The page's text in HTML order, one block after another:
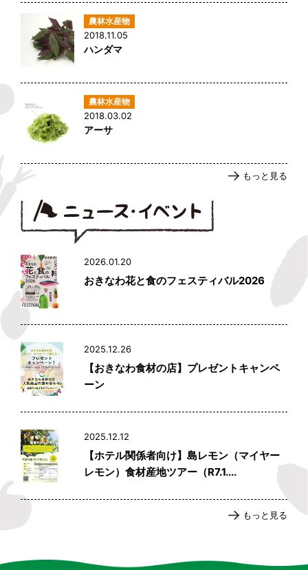
2018.11.05
ハンダマ
2018.03.02
アーサ
もっと見る
2026.01.20
おきなわ花と食のフェスティバル2026
2025.12.26
【おきなわ食材の店】プレゼントキャンペ
ーン
2025.12.12
【ホテル関係者向け】島レモン（マイヤー
レモン）食材産地ツアー（R7.1....
もっと見る